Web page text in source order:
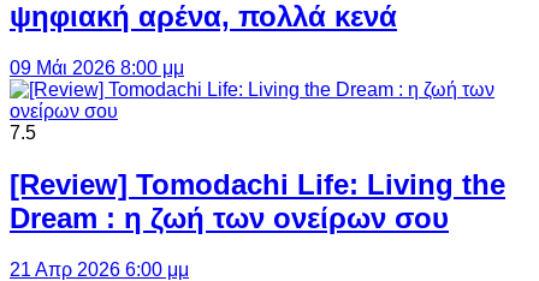
ψηφιακή αρένα, πολλά κενά
09 Μάι 2026 8:00 μμ
7.5
[Review] Tomodachi Life: Living the
Dream : η ζωή των ονείρων σου
21 Απρ 2026 6:00 μμ